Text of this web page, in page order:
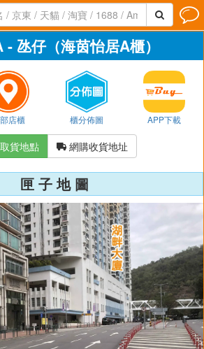
 
- 氹仔（海茵怡居A櫃）
店櫃 櫃分佈圖 APP下載
貨地點 網購收貨地址
匣 子 地 圖